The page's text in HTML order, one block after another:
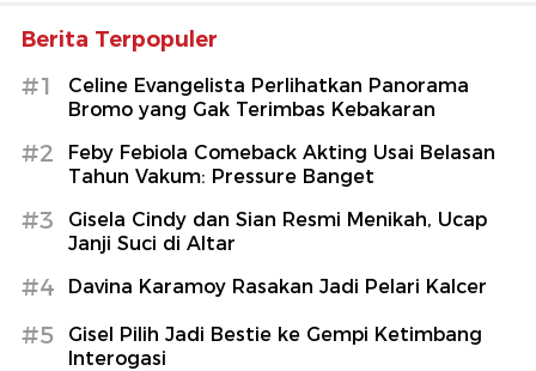
Berita Terpopuler
#1
Celine Evangelista Perlihatkan Panorama
Bromo yang Gak Terimbas Kebakaran
#2
Feby Febiola Comeback Akting Usai Belasan
Tahun Vakum: Pressure Banget
#3
Gisela Cindy dan Sian Resmi Menikah, Ucap
Janji Suci di Altar
#4 Davina Karamoy Rasakan Jadi Pelari Kalcer
#5
Gisel Pilih Jadi Bestie ke Gempi Ketimbang
Interogasi